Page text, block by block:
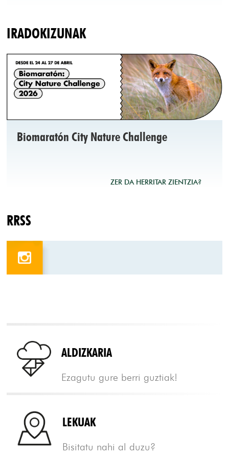
IRADOKIZUNAK
Biomaratón City Nature Challenge
ZER DA HERRITAR ZIENTZIA?
RRSS
ALDIZKARIA
Ezagutu gure berri guztiak!
LEKUAK
Bisitatu nahi al duzu?